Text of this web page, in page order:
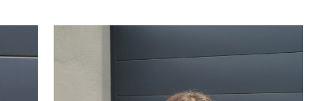
Arquitecta técnica por la UPV, con